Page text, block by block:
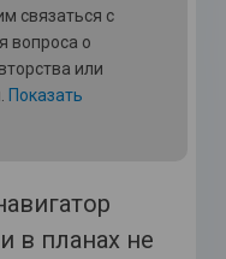
связаться с
вопроса о
или
Показать
в планах не